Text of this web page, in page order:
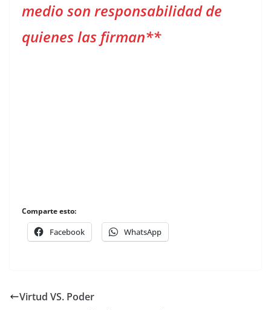
medio son responsabilidad de
quienes las firman**
Comparte esto:
Facebook WhatsApp
Virtud VS. Poder